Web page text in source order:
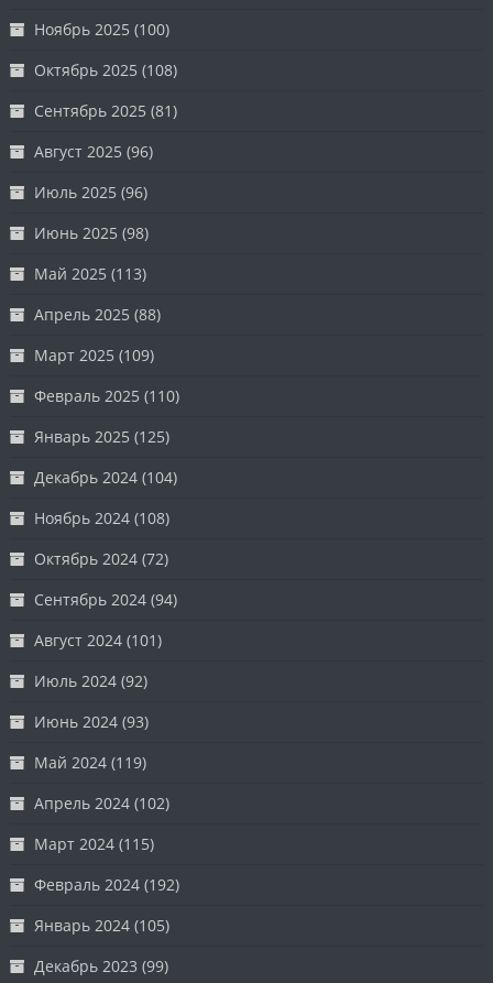
Ноябрь 2025 (100)
Октябрь 2025 (108)
Сентябрь 2025 (81)
Август 2025 (96)
Июль 2025 (96)
Июнь 2025 (98)
Май 2025 (113)
Апрель 2025 (88)
Март 2025 (109)
Февраль 2025 (110)
Январь 2025 (125)
Декабрь 2024 (104)
Ноябрь 2024 (108)
Октябрь 2024 (72)
Сентябрь 2024 (94)
Август 2024 (101)
Июль 2024 (92)
Июнь 2024 (93)
Май 2024 (119)
Апрель 2024 (102)
Март 2024 (115)
Февраль 2024 (192)
Январь 2024 (105)
Декабрь 2023 (99)